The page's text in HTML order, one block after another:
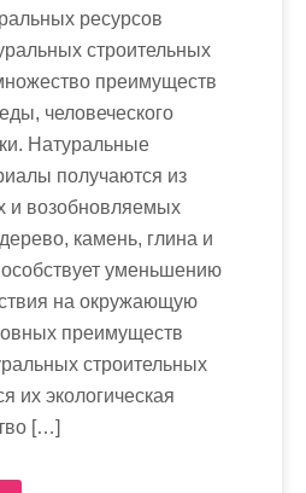
ресурсов
строительных
преимуществ
человеческого
Натуральные
получаются из
и возобновляемых
камень, глина и
уменьшению
на окружающую
преимуществ
строительных
их экологическая
[…]